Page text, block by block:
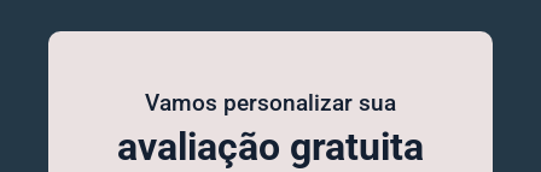
Vamos personalizar sua
avaliação gratuita